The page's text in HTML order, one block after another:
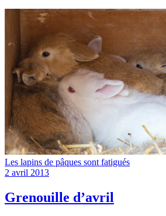
Les lapins de pâques sont fatigués
2 avril 2013
Grenouille d’avril